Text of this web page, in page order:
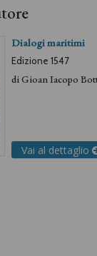
Dialogi maritimi
Edizione 1547
diGioan Iacopo
Vai al dettaglio